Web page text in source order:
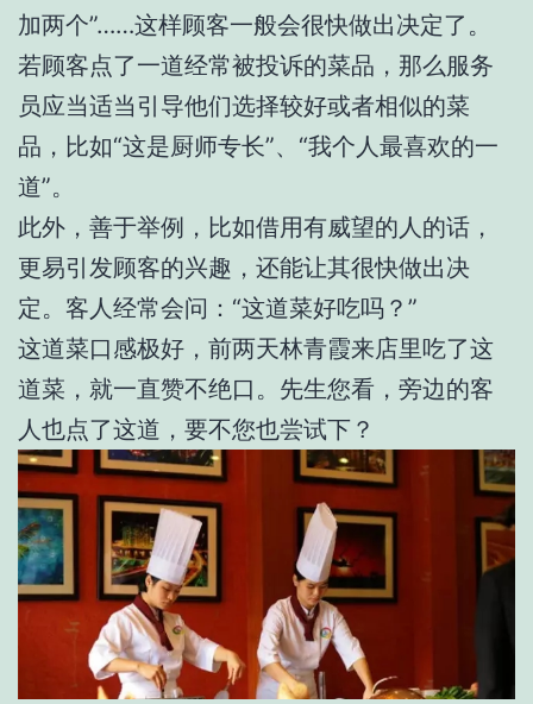
加两个”……这样顾客一般会很快做出决定了。
若顾客点了一道经常被投诉的菜品，那么服务
员应当适当引导他们选择较好或者相似的菜
品，比如“这是厨师专长”、“我个人最喜欢的一
道”。
此外，善于举例，比如借用有威望的人的话，
更易引发顾客的兴趣，还能让其很快做出决
定。客人经常会问：“这道菜好吃吗？”
这道菜口感极好，前两天林青霞来店里吃了这
道菜，就一直赞不绝口。先生您看，旁边的客
人也点了这道，要不您也尝试下？